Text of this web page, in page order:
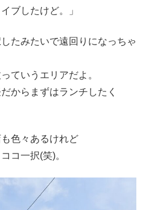
ブしたけど。」
たみたいで遠回りになっちゃ
ていうエリアだよ。
からまずはランチしたく
色々あるけれど
コ一択(笑)。